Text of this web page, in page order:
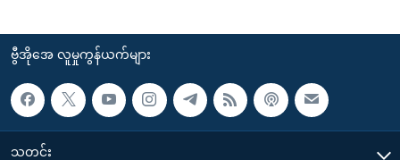
ဗွီအိုအေ လူမှုကွန်ယက်များ
သတင်း